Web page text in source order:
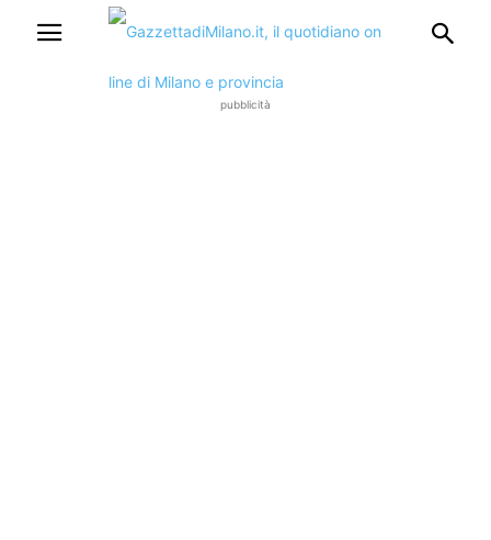
pubblicità